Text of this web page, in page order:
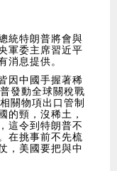
統特朗普將會與
軍委主席習近平
消息提供。
因中國手握著稀
發動全球關稅戰
關物項出口管制
的頸，沒稀土，
這令到特朗普不
在挑事前不先梳
，美國要把與中